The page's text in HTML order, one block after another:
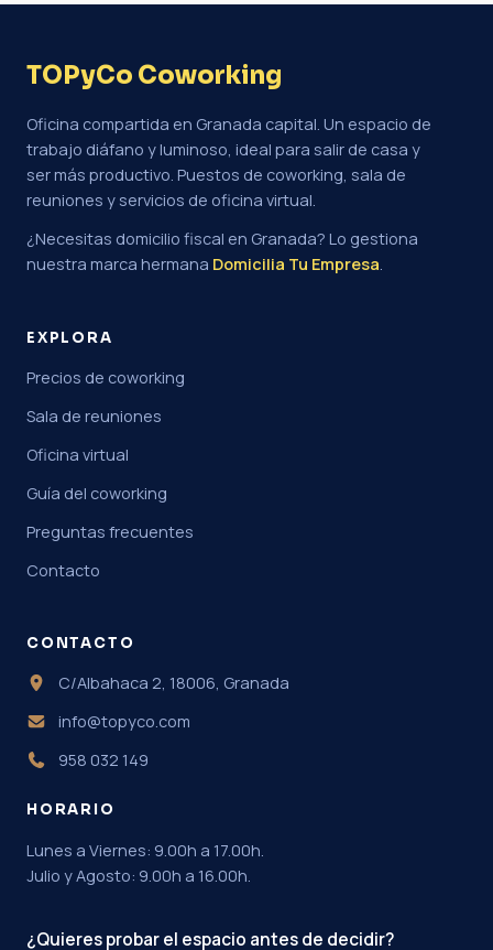
TOPyCo Coworking
Oficina compartida en Granada capital. Un espacio de
trabajo diáfano y luminoso, ideal para salir de casa y
ser más productivo. Puestos de coworking, sala de
reuniones y servicios de oficina virtual.
¿Necesitas domicilio fiscal en Granada? Lo gestiona
nuestra marca hermana Domicilia Tu Empresa.
EXPLORA
Precios de coworking
Sala de reuniones
Oficina virtual
Guía del coworking
Preguntas frecuentes
Contacto
CONTACTO
C/Albahaca 2, 18006, Granada
info@topyco.com
958 032 149
HORARIO
Lunes a Viernes: 9.00h a 17.00h.
Julio y Agosto: 9.00h a 16.00h.
¿Quieres probar el espacio antes de decidir?